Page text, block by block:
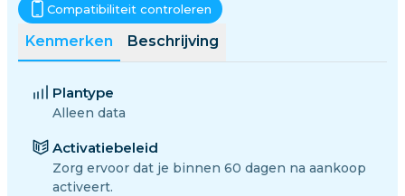
Kenmerken Beschrijving
Compatibiliteit controleren
Plantype
Alleen data
Activatiebeleid
Zorg ervoor dat je binnen 60 dagen na aankoop
activeert.